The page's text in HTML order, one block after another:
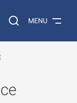
Vyhledávání na
MENU